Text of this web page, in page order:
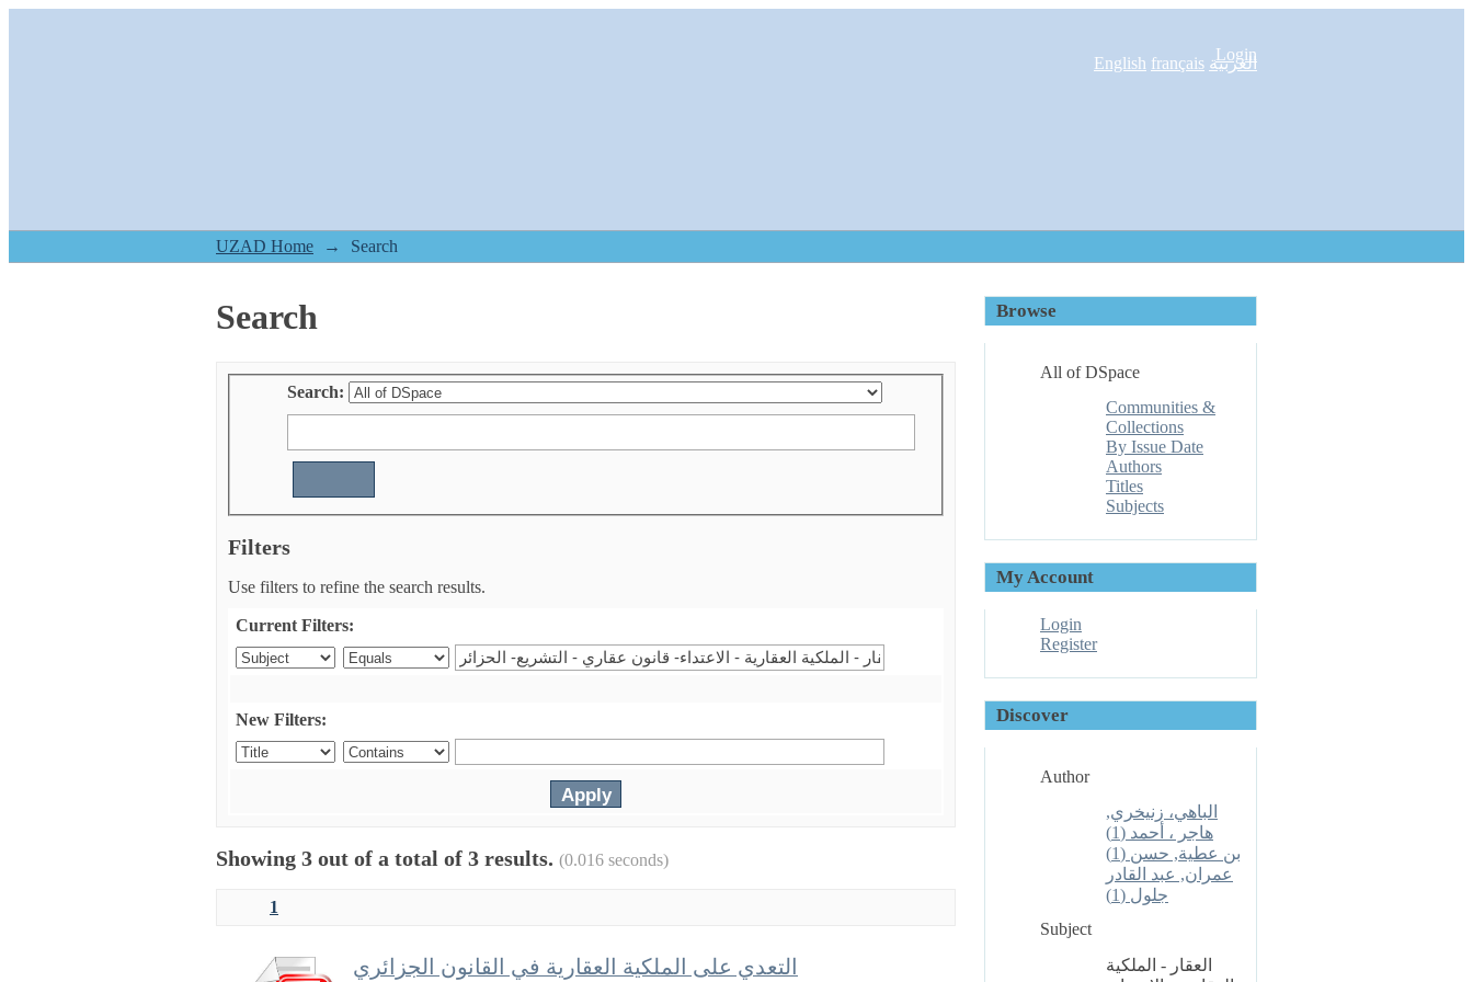
Login
English français العربية
UZAD Home → Search
Search
Search:
Filters
Use filters to refine the search results.
Current Filters:
New Filters:
Showing 3 out of a total of 3 results. (0.016 seconds)
1
التعدي على الملكية العقارية في القانون الجزائري
Browse
All of DSpace
Communities &
Collections
By Issue Date
Authors
Titles
Subjects
My Account
Login
Register
Discover
Author
الباهي، زنيخري,
هاجر ، أحمد (1)
بن عطية, حسن (1)
عمران, عبد القادر
جلول (1)
Subject
العقار - الملكية